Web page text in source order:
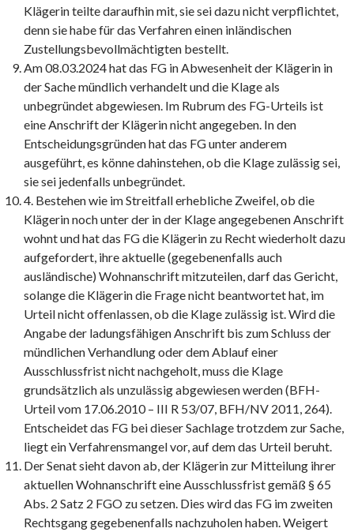
Klägerin teilte daraufhin mit, sie sei dazu nicht verpflichtet,
denn sie habe für das Verfahren einen inländischen
Zustellungsbevollmächtigten bestellt.
Am 08.03.2024 hat das FG in Abwesenheit der Klägerin in
der Sache mündlich verhandelt und die Klage als
unbegründet abgewiesen. Im Rubrum des FG-Urteils ist
eine Anschrift der Klägerin nicht angegeben. In den
Entscheidungsgründen hat das FG unter anderem
ausgeführt, es könne dahinstehen, ob die Klage zulässig sei,
sie sei jedenfalls unbegründet.
4. Bestehen wie im Streitfall erhebliche Zweifel, ob die
Klägerin noch unter der in der Klage angegebenen Anschrift
wohnt und hat das FG die Klägerin zu Recht wiederholt dazu
aufgefordert, ihre aktuelle (gegebenenfalls auch
ausländische) Wohnanschrift mitzuteilen, darf das Gericht,
solange die Klägerin die Frage nicht beantwortet hat, im
Urteil nicht offenlassen, ob die Klage zulässig ist. Wird die
Angabe der ladungsfähigen Anschrift bis zum Schluss der
mündlichen Verhandlung oder dem Ablauf einer
Ausschlussfrist nicht nachgeholt, muss die Klage
grundsätzlich als unzulässig abgewiesen werden (BFH-
Urteil vom 17.06.2010 – III R 53/07, BFH/NV 2011, 264).
Entscheidet das FG bei dieser Sachlage trotzdem zur Sache,
liegt ein Verfahrensmangel vor, auf dem das Urteil beruht.
Der Senat sieht davon ab, der Klägerin zur Mitteilung ihrer
aktuellen Wohnanschrift eine Ausschlussfrist gemäß § 65
Abs. 2 Satz 2 FGO zu setzen. Dies wird das FG im zweiten
Rechtsgang gegebenenfalls nachzuholen haben. Weigert